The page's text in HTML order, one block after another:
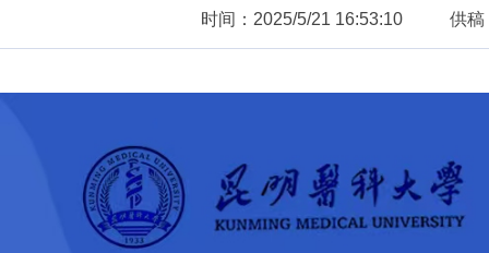
时间：2025/5/21 16:53:10 供稿